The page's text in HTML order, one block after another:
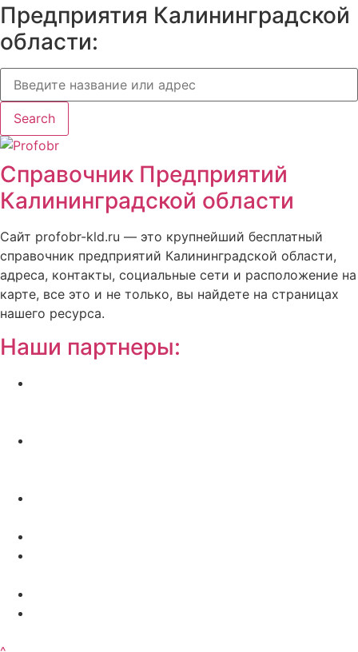
Предприятия Калининградской
области:
Search
Справочник Предприятий
Калининградской области
Сайт profobr-kld.ru — это крупнейший бесплатный
справочник предприятий Калининградской области,
адреса, контакты, социальные сети и расположение на
карте, все это и не только, вы найдете на страницах
нашего ресурса.
Наши партнеры: